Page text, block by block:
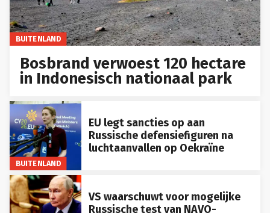
BUITENLAND
Bosbrand verwoest 120 hectare
in Indonesisch nationaal park
BUITENLAND
EU legt sancties op aan
Russische defensiefiguren na
luchtaanvallen op Oekraïne
VS waarschuwt voor mogelijke
Russische test van NAVO-